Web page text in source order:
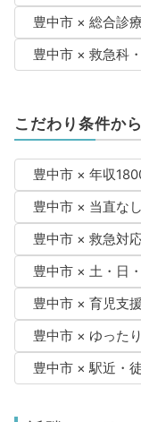
豊中市 × 総合診
豊中市 × 救急科
こだわり条件か
豊中市 × 年収
豊中市 × 当直なし
豊中市 × 救急対
豊中市 × 土・日
豊中市 × 育児支
豊中市 × ゆった
豊中市 × 駅近・